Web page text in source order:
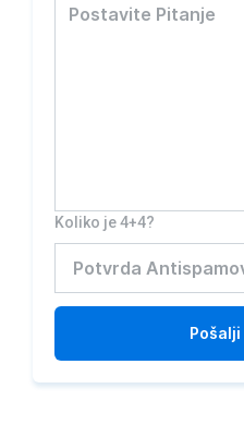
Koliko je 4+4?
Pošalji